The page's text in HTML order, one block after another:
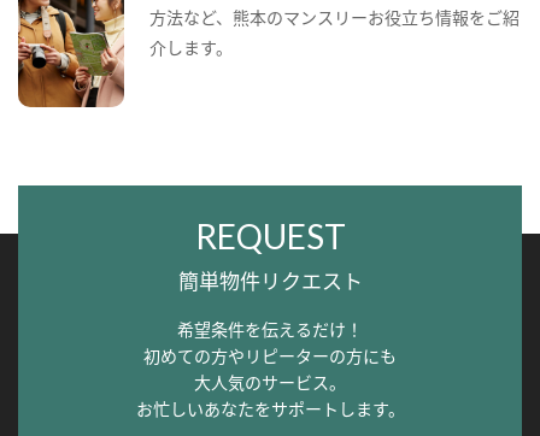
方法など、熊本のマンスリーお役立ち情報をご紹
介します。
REQUEST
簡単物件リクエスト
希望条件を伝えるだけ！
初めての方やリピーターの方にも
大人気のサービス。
お忙しいあなたをサポートします。